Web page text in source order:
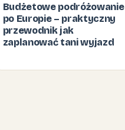
Budżetowe podróżowanie
po Europie – praktyczny
przewodnik jak
zaplanować tani wyjazd